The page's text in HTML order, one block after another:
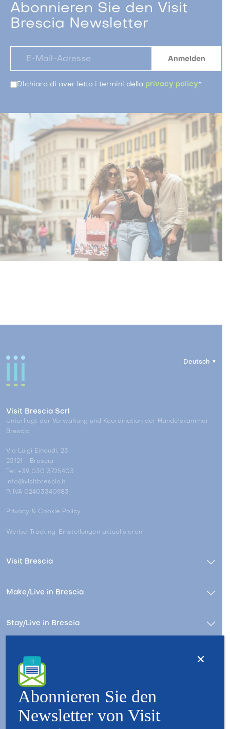
Abonnieren Sie den Visit
Brescia Newsletter
DIchiaro di aver letto i termini della privacy policy*
Deutsch
Visit Brescia Scrl
Unterliegt der Verwaltung und Koordination der Handelskammer
Brescia
Via Luigi Einaudi, 23
25121 - Brescia
Tel. +39 030 3725403
info@visitbrescia.it
P. IVA 02403340983
Privacy & Cookie Policy
Werbe-Tracking-Einstellungen aktualisieren
Visit Brescia
Make/Live in Brescia
Stay/Live in Brescia
KontactWer wir sind – Besuchen Sie Brescia
Copyright © 2026 - All Rights Reserved - Visit Brescia
Abonnieren Sie den
Newsletter von Visit